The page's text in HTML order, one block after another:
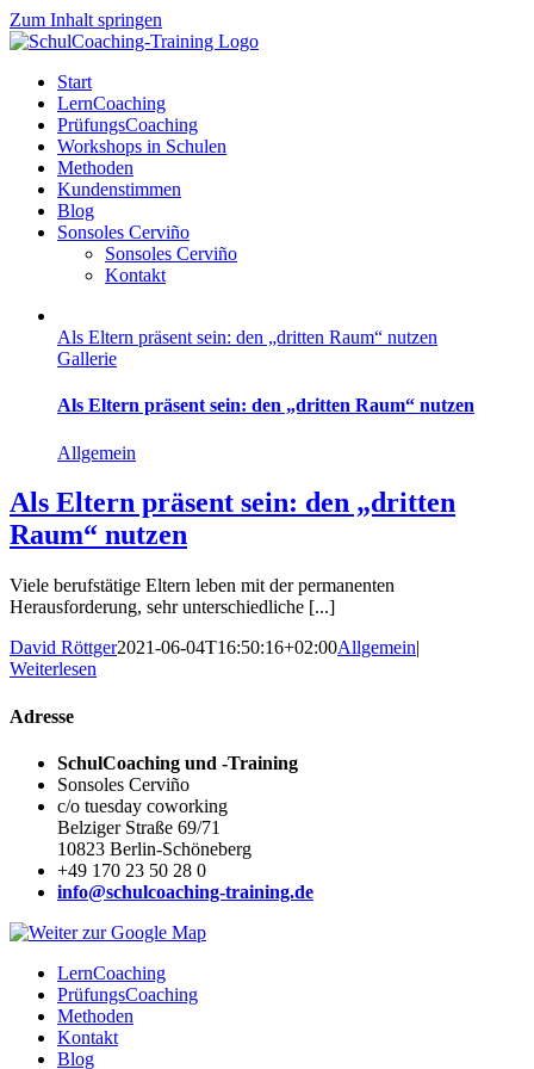
Zum Inhalt springen
Start
LernCoaching
PrüfungsCoaching
Workshops in Schulen
Methoden
Kundenstimmen
Blog
Sonsoles Cerviño
Sonsoles Cerviño
Kontakt
Als Eltern präsent sein: den „dritten Raum“ nutzen
Gallerie
Als Eltern präsent sein: den „dritten Raum“ nutzen
Allgemein
Als Eltern präsent sein: den „dritten
Raum“ nutzen
Viele berufstätige Eltern leben mit der permanenten
Herausforderung, sehr unterschiedliche [...]
David Röttger2021-06-04T16:50:16+02:00Allgemein|
Weiterlesen
Adresse
SchulCoaching und -Training
Sonsoles Cerviño
c/o tuesday coworking
Belziger Straße 69/71
10823 Berlin-Schöneberg
+49 170 23 50 28 0
info@schulcoaching-training.de
LernCoaching
PrüfungsCoaching
Methoden
Kontakt
Blog